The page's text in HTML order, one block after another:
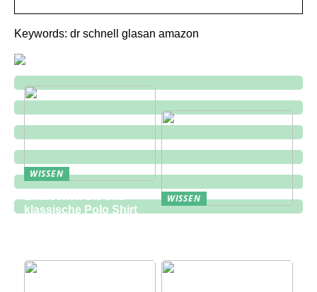
Keywords: dr schnell glasan amazon
WISSEN
klassische Polo Shirt
WISSEN